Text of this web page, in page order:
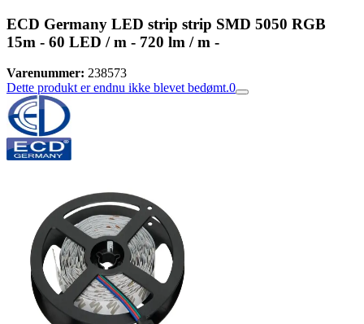
ECD Germany LED strip strip SMD 5050 RGB
15m - 60 LED / m - 720 lm / m -
Varenummer: 238573
Dette produkt er endnu ikke blevet bedømt.0